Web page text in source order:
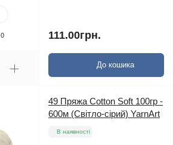
0 111.00грн.
До кошика
49 Пряжа Cotton Soft 100гр -
600м (Світло-сірий) YarnArt
В наявності